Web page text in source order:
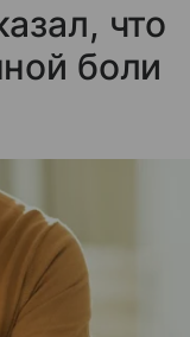
что
боли